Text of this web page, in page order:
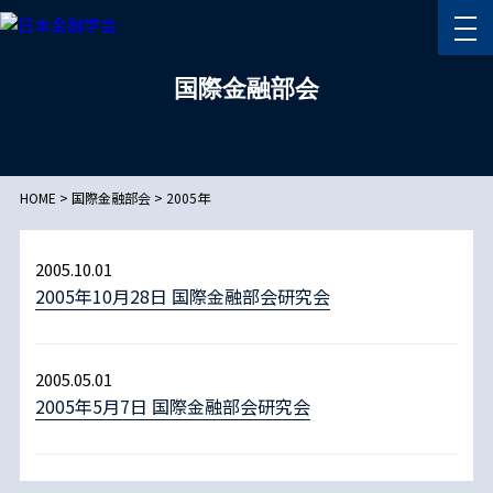
国際金融部会
HOME > 国際金融部会> 2005年
2005.10.01
2005年10月28日 国際金融部会研究会
2005.05.01
2005年5月7日 国際金融部会研究会